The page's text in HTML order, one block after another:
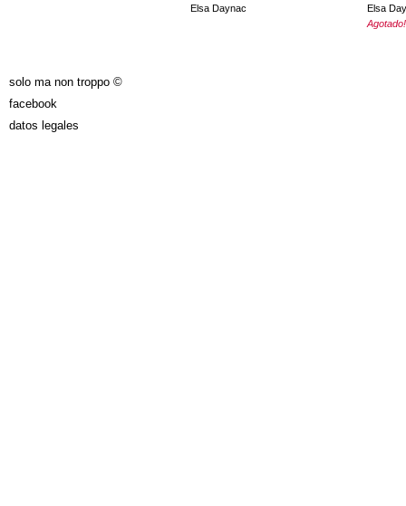
Elsa Daynac
Elsa
Agotado!
solo ma non troppo ©
facebook
datos legales